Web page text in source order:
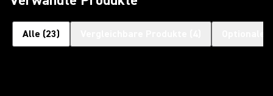
Alle (23)